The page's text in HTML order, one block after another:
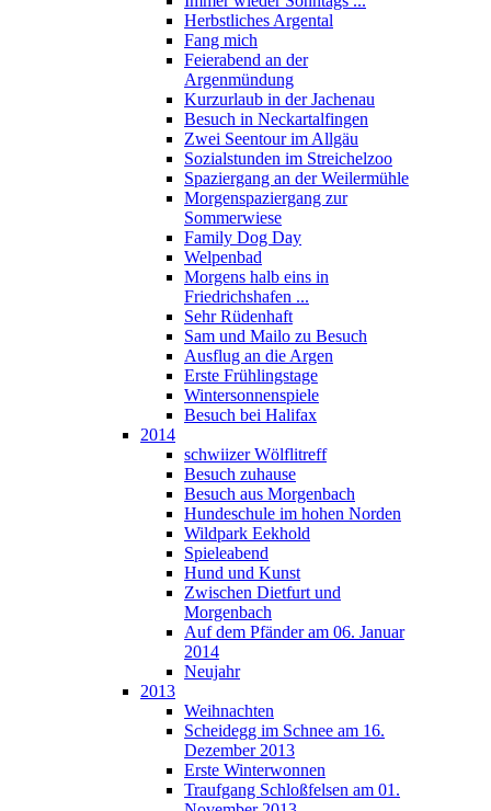
Herbstliches Argental
Fang mich
Feierabend an der
Argenmündung
Kurzurlaub in der Jachenau
Besuch in Neckartalfingen
Zwei Seentour im Allgäu
Sozialstunden im Streichelzoo
Spaziergang an der Weilermühle
Morgenspaziergang zur
Sommerwiese
Family Dog Day
Welpenbad
Morgens halb eins in
Friedrichshafen ...
Sehr Rüdenhaft
Sam und Mailo zu Besuch
Ausflug an die Argen
Erste Frühlingstage
Wintersonnenspiele
Besuch bei Halifax
2014
schwiizer Wölflitreff
Besuch zuhause
Besuch aus Morgenbach
Hundeschule im hohen Norden
Wildpark Eekhold
Spieleabend
Hund und Kunst
Zwischen Dietfurt und
Morgenbach
Auf dem Pfänder am 06. Januar
2014
Neujahr
2013
Weihnachten
Scheidegg im Schnee am 16.
Dezember 2013
Erste Winterwonnen
Traufgang Schloßfelsen am 01.